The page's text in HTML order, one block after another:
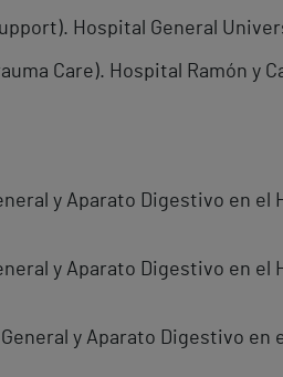
Hospital General
Care). Hospital Ramón y
y Aparato Digestivo en
y Aparato Digestivo en
y Aparato Digestivo